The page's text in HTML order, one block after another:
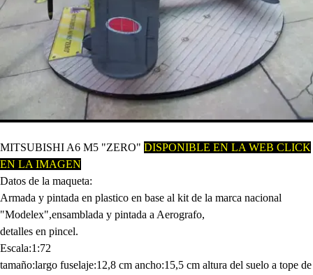
MITSUBISHI A6 M5 "ZERO" DISPONIBLE EN LA WEB CLICK
EN LA IMAGEN
Datos de la maqueta:
Armada y pintada en plastico en base al kit de la marca nacional
"Modelex",ensamblada y pintada a Aerografo,
detalles en pincel.
Escala:1:72
tamaño:largo fuselaje:12,8 cm ancho:15,5 cm altura del suelo a tope de